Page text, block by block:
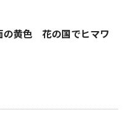
の黄色 花の国でヒマワ